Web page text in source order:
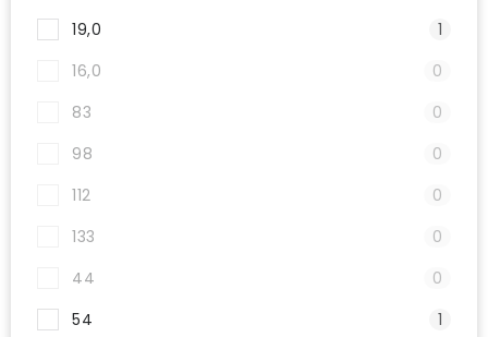
19,0
1
16,0
0
83
0
98
0
112
0
133
0
44
0
54
1